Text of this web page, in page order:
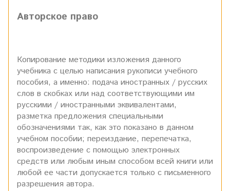
Авторское право
Копирование методики изложения данного
учебника с целью написания рукописи учебного
пособия, а именно: подача иностранных / русских
слов в скобках или над соответствующими им
русскими / иностранными эквивалентами,
разметка предложения специальными
обозначениями так, как это показано в данном
учебном пособии; переиздание, перепечатка,
воспроизведение с помощью электронных
средств или любым иным способом всей книги или
любой ее части допускается только с письменного
разрешения автора.